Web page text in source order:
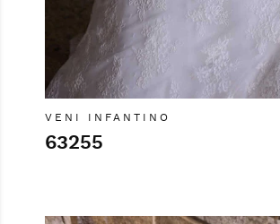
VENI INFANTINO
63255